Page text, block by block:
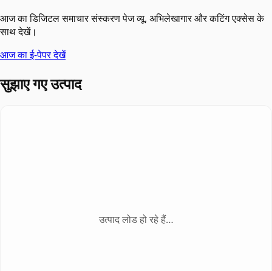
आज का डिजिटल समाचार संस्करण पेज व्यू, अभिलेखागार और कटिंग एक्सेस के
साथ देखें।
आज का ई-पेपर देखें
सुझाए गए उत्पाद
उत्पाद लोड हो रहे हैं…